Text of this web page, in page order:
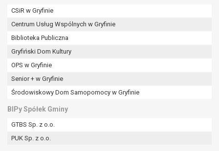
CSiR w Gryfinie
Centrum Usług Wspólnych w Gryfinie
Biblioteka Publiczna
Gryfiński Dom Kultury
OPS w Gryfinie
Senior + w Gryfinie
Środowiskowy Dom Samopomocy w Gryfinie
BIPy Spółek Gminy
GTBS Sp. z o.o.
PUK Sp. z o.o.